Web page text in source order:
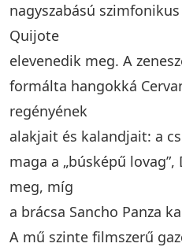
nagyszabású
Quijote
elevenedik meg. A
formálta hangokká
regényének
alakjait és kalandjait: a
maga a „búsképű
meg, míg
a brácsa Sancho Panza
A mű szinte filmszerű